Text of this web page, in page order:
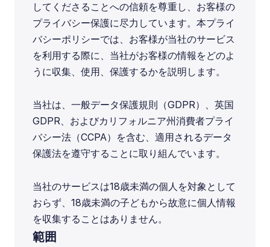
してくださることへの信頼を尊重し、お客様の
プライバシー保護に尽力しています。本プライ
バシーポリシーでは、お客様が当社のサービス
を利用する際に、当社がお客様の情報をどのよ
うに収集、使用、保護するかを説明します。
当社は、一般データ保護規則（GDPR）、英国
GDPR、およびカリフォルニア州消費者プライ
バシー法（CCPA）を含む、適用されるデータ
保護法を遵守することに取り組んでいます。
当社のサービスは18歳未満の個人を対象として
おらず、18歳未満の子どもから故意に個人情報
を収集することはありません。
範囲